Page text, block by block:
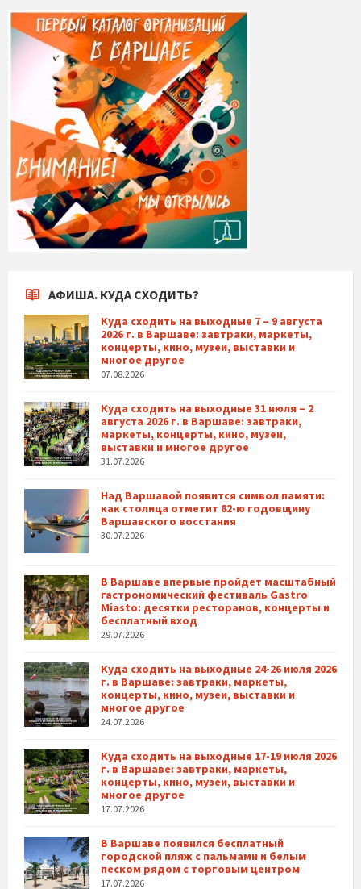
АФИША. КУДА СХОДИТЬ?
Куда сходить на выходные 7 – 9 августа
2026 г. в Варшаве: завтраки, маркеты,
концерты, кино, музеи, выставки и
многое другое
07.08.2026
Куда сходить на выходные 31 июля – 2
августа 2026 г. в Варшаве: завтраки,
маркеты, концерты, кино, музеи,
выставки и многое другое
31.07.2026
Над Варшавой появится символ памяти:
как столица отметит 82-ю годовщину
Варшавского восстания
30.07.2026
В Варшаве впервые пройдет масштабный
гастрономический фестиваль Gastro
Miasto: десятки ресторанов, концерты и
бесплатный вход
29.07.2026
Куда сходить на выходные 24-26 июля 2026
г. в Варшаве: завтраки, маркеты,
концерты, кино, музеи, выставки и
многое другое
24.07.2026
Куда сходить на выходные 17-19 июля 2026
г. в Варшаве: завтраки, маркеты,
концерты, кино, музеи, выставки и
многое другое
17.07.2026
В Варшаве появился бесплатный
городской пляж с пальмами и белым
песком рядом с торговым центром
17.07.2026